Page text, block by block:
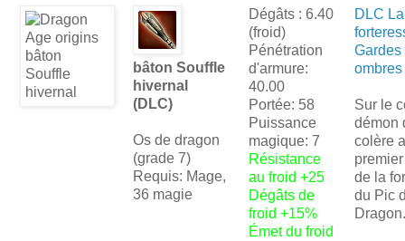
bâton Souffle
hivernal
(DLC)
Os de dragon
(grade 7)
Requis: Mage,
36 magie
Dégâts : 6.40
(froid)
Pénétration
d'armure:
40.00
Portée: 58
Puissance
magique: 7
Résistance
au froid +25
Dégâts de
froid +15%
Émet du froid
DLC La
Gardes
ombres
Sur le
démon
colère
de la
du Pic
Dragon.